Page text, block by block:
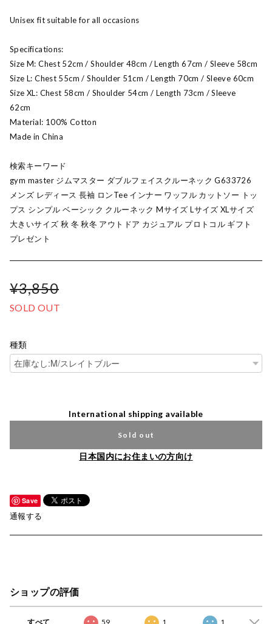
Unisex fit suitable for all occasions
Specifications:
Size M: Chest 52cm / Shoulder 48cm / Length 67cm / Sleeve 58cm
Size L: Chest 55cm / Shoulder 51cm / Length 70cm / Sleeve 60cm
Size XL: Chest 58cm / Shoulder 54cm / Length 73cm / Sleeve
62cm
Material: 100% Cotton
Made in China
検索キーワード
gym master ジムマスター ダブルフェイスクルーネック G633726
メンズ レディース 長袖 ロンTee インナー ワッフル カットソー トッ
プス シンプル ベーシック クルーネック Mサイズ Lサイズ XLサイズ
大きいサイズ 秋 冬 秋冬 アウトドア カジュアル プロトコル ギフト
プレゼント
¥3,850
SOLD OUT
種類
International shipping available
Sold out
日本国内にお住まいの方向け
Save
通報する
ショップの評価
すべて 59 1 1